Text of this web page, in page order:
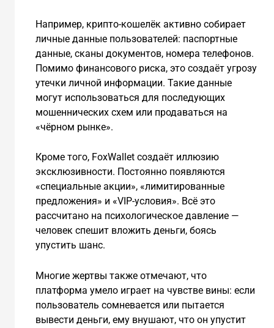
Например, крипто-кошелёк активно собирает
личные данные пользователей: паспортные
данные, сканы документов, номера телефонов.
Помимо финансового риска, это создаёт угрозу
утечки личной информации. Такие данные
могут использоваться для последующих
мошеннических схем или продаваться на
«чёрном рынке».
Кроме того, FoxWallet создаёт иллюзию
эксклюзивности. Постоянно появляются
«специальные акции», «лимитированные
предложения» и «VIP-условия». Всё это
рассчитано на психологическое давление —
человек спешит вложить деньги, боясь
упустить шанс.
Многие жертвы также отмечают, что
платформа умело играет на чувстве вины: если
пользователь сомневается или пытается
вывести деньги, ему внушают, что он упустит